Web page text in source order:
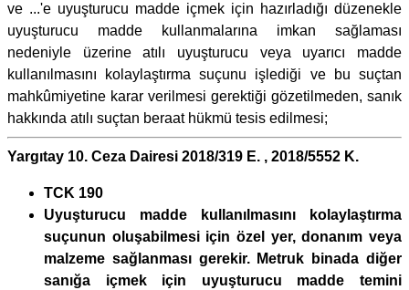
ve ...'e uyuşturucu madde içmek için hazırladığı düzenekle
uyuşturucu madde kullanmalarına imkan sağlaması
nedeniyle üzerine atılı uyuşturucu veya uyarıcı madde
kullanılmasını kolaylaştırma suçunu işlediği ve bu suçtan
mahkûmiyetine karar verilmesi gerektiği gözetilmeden, sanık
hakkında atılı suçtan beraat hükmü tesis edilmesi;
Yargıtay 10. Ceza Dairesi 2018/319 E. , 2018/5552 K.
TCK 190
Uyuşturucu madde kullanılmasını kolaylaştırma
suçunun oluşabilmesi için özel yer, donanım veya
malzeme sağlanması gerekir. Metruk binada diğer
sanığa içmek için uyuşturucu madde temini